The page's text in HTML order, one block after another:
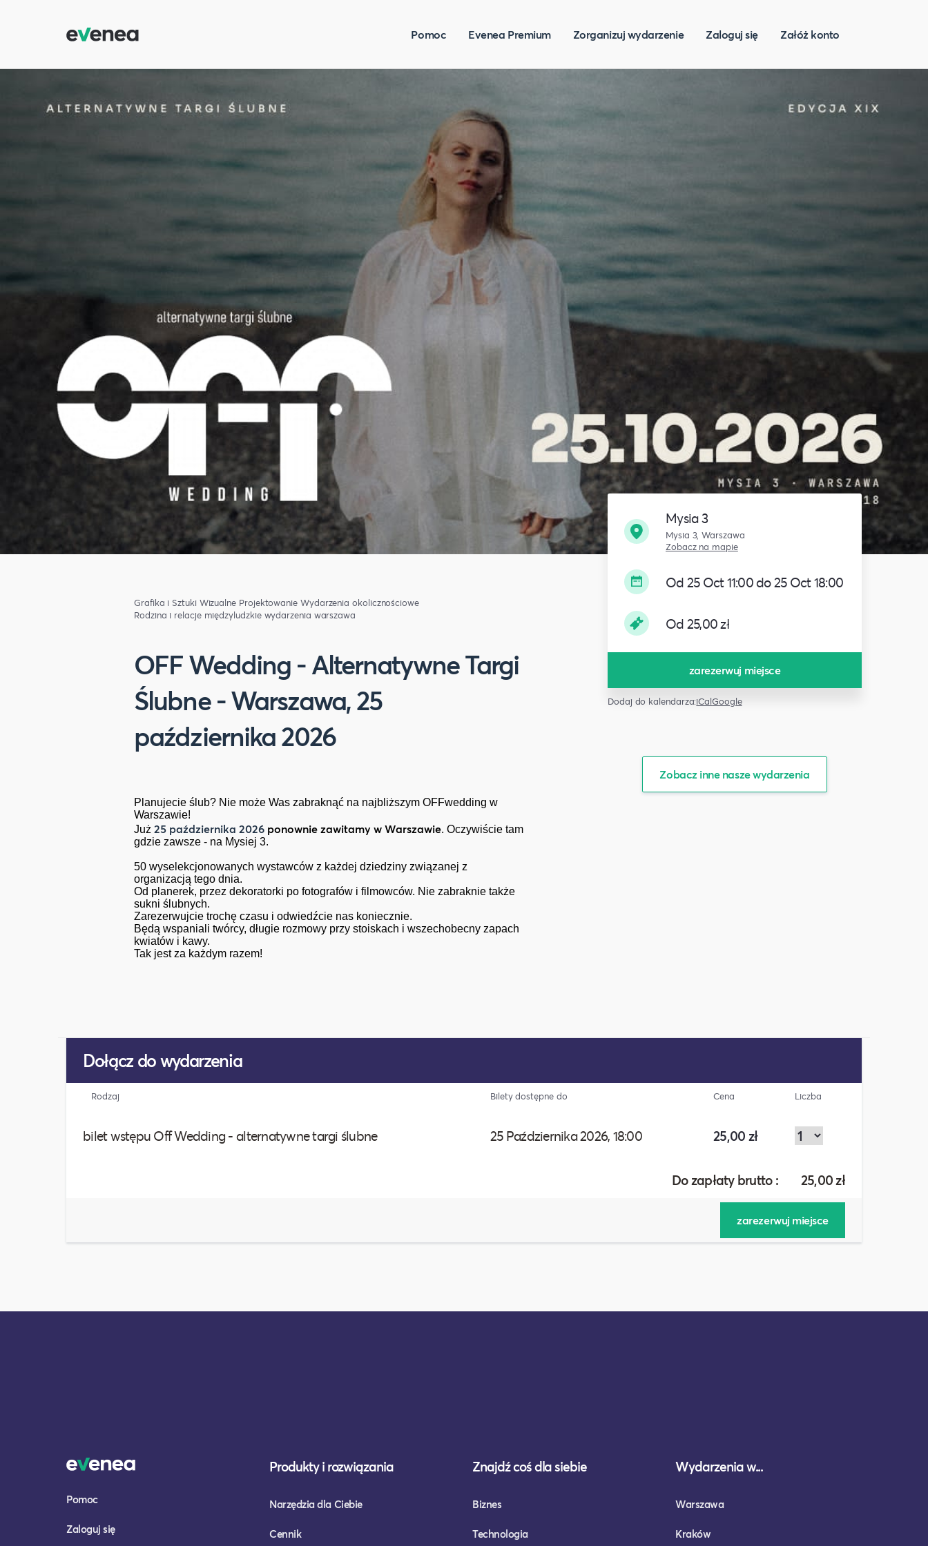
Pomoc Evenea Premium Zorganizuj wydarzenie Zaloguj się Załóż konto
Grafika i Sztuki Wizualne Projektowanie Wydarzenia okolicznościowe
Rodzina i relacje międzyludzkie wydarzenia warszawa
OFF Wedding - Alternatywne Targi
Ślubne - Warszawa, 25
października 2026
Planujecie ślub? Nie może Was zabraknąć na najbliższym OFFwedding w
Warszawie!
Już 25 października 2026 ponownie zawitamy w Warszawie. Oczywiście tam
gdzie zawsze - na Mysiej 3.
50 wyselekcjonowanych wystawców z każdej dziedziny związanej z
organizacją tego dnia.
Od planerek, przez dekoratorki po fotografów i filmowców. Nie zabraknie także
sukni ślubnych.
Zarezerwujcie trochę czasu i odwiedźcie nas koniecznie.
Będą wspaniali twórcy, długie rozmowy przy stoiskach i wszechobecny zapach
kwiatów i kawy.
Tak jest za każdym razem!
Mysia 3
Mysia 3, Warszawa
Zobacz na mapie
Od 25 Oct 11:00 do 25 Oct 18:00
Od 25,00 zł
zarezerwuj miejsce
Dodaj do kalendarza:iCalGoogle
Zobacz inne nasze wydarzenia
Dołącz do wydarzenia
Rodzaj Bilety dostępne do Cena Liczba
bilet wstępu Off Wedding - alternatywne targi ślubne 25 Października 2026, 18:00 25,00 zł
Do zapłaty brutto : 25,00zł
Pomoc
Zaloguj się
Produkty i rozwiązania
Narzędzia dla Ciebie
Cennik
Znajdź coś dla siebie
Biznes
Technologia
Wydarzenia w...
Warszawa
Kraków